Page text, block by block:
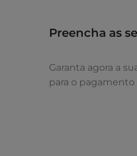
Preencha as
Garanta agora a
para o